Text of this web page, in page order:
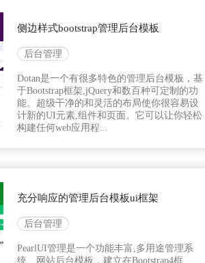
侧边样式bootstrap管理后台模板
后台管理
Dotan是一个有很多特色的管理后台模板，基
于Bootstrap框架,jQuery和数百种可定制的功
能。超级干净的和灵活的布局使你很容易设
计新的UI元素,组件和页面。它可以让你轻松
构建任何web应用程...
充分响应的管理后台模板ui框架
后台管理
PearlUI管理是一个功能丰富,多用途管理系
统、网站后台模板，建立在Bootstrap4框